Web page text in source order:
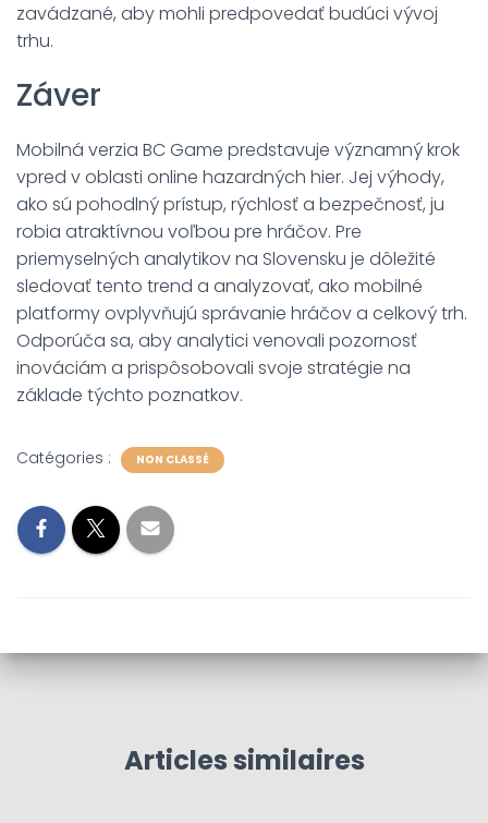
zavádzané, aby mohli predpovedať budúci vývoj
trhu.
Záver
Mobilná verzia BC Game predstavuje významný krok
vpred v oblasti online hazardných hier. Jej výhody,
ako sú pohodlný prístup, rýchlosť a bezpečnosť, ju
robia atraktívnou voľbou pre hráčov. Pre
priemyselných analytikov na Slovensku je dôležité
sledovať tento trend a analyzovať, ako mobilné
platformy ovplyvňujú správanie hráčov a celkový trh.
Odporúča sa, aby analytici venovali pozornosť
inováciám a prispôsobovali svoje stratégie na
základe týchto poznatkov.
Catégories : NON CLASSÉ
Articles similaires